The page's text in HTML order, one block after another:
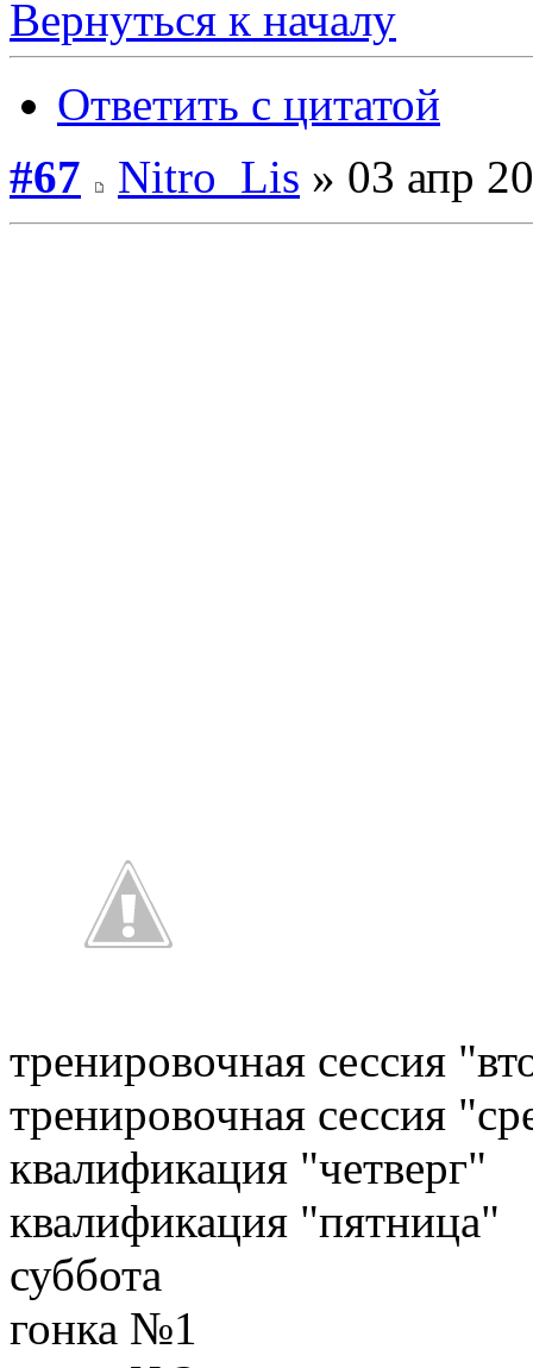
Вернуться к началу
Ответить с цитатой
#67
Nitro_Lis » 03 апр
тренировочная сессия
тренировочная сессия
квалификация "четверг"
квалификация "пятница"
суббота
гонка №1